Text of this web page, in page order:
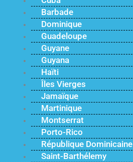
Barbade
Dominique
Guadeloupe
Guyane
Guyana
Haïti
Îles Vierges
Jamaïque
Martinique
Montserrat
Porto-Rico
République Dominicaine
Saint-Barthélemy